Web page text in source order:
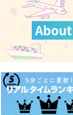
BABY, DON'T CRY
1,257円（税込）
サンプル
作品詳細
カート